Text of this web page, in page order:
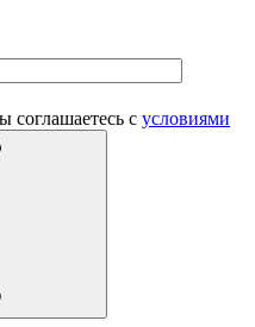
соглашаетесь с условиями